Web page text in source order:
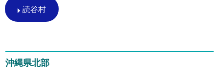
読谷村
沖縄県北部